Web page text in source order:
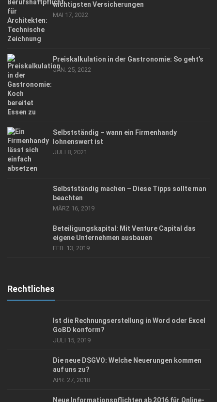
wichtigsten Versicherungen
MAI 17, 2022
Preiskalkulation in der Gastronomie: So geht’s
JAN. 25, 2022
Selbstständig – wann ein Firmenhandy
lohnenswert ist
JULI 8, 2021
Selbstständig machen – Diese Tipps sollte man
beachten
MÄRZ 16, 2019
Beteiligungskapital: Mit Venture Capital das
eigene Unternehmen ausbauen
FEB. 13, 2019
Rechtliches
Ist die Rechnungserstellung in Word oder Excel
GoBD konform?
JULI 15, 2019
Die neue DSGVO: Welche Neuerungen kommen
auf uns zu?
APR. 27, 2018
Neue Informationspflichten ab 2016 für Online-